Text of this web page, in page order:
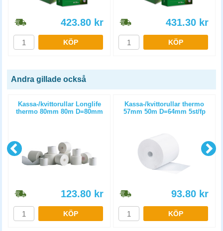
423.80 kr
KÖP
431.30 kr
KÖP
Andra gillade också
Kassa-/kvittorullar Longlife
thermo 80mm 80m D=80mm
123.80 kr
KÖP
Kassa-/kvittorullar thermo
57mm 50m D=64mm 5st/fp
93.80 kr
KÖP